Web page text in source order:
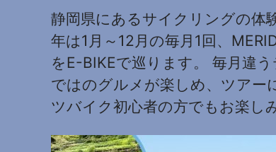
静岡県にあるサイクリングの体
年は1月～12月の毎月1回、
をE-BIKEで巡ります。 毎月違
ではのグルメが楽しめ、ツアー
ツバイク初心者の方でもお楽し